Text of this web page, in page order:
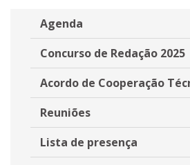
Agenda
Concurso de Redação 2025
Acordo de Cooperação
Reuniões
Lista de presença